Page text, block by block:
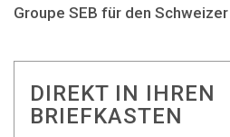
Groupe SEB für den
DIREKT IN IHREN
BRIEFKASTEN